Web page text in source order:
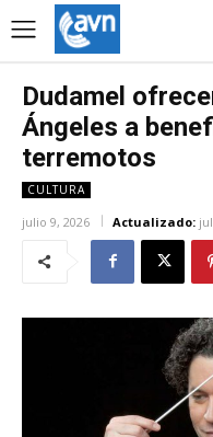
Dudamel
Ángeles a
terremotos
CULTURA
julio 9, 2026 Actualizado: